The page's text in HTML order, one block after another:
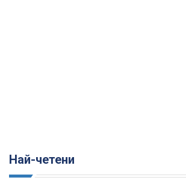
Най-четени